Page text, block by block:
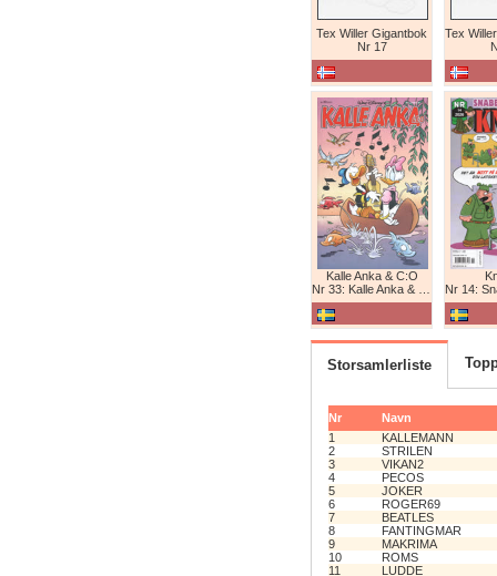
Tex Willer Gigantbok
Nr 17
Kalle Anka & C:O
Nr 33: Kalle Anka & C:O
Nr 14:
Storsamlerliste
Nr
Navn
1
KALLEMANN
2
STRILEN
3
VIKAN2
4
PECOS
5
JOKER
6
ROGER69
7
BEATLES
8
FANTINGMAR
9
MAKRIMA
10
ROMS
11
LUDDE